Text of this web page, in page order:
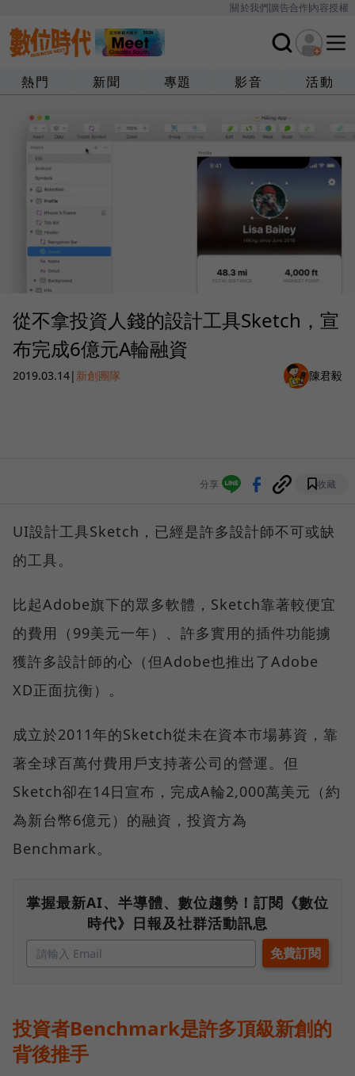
關於我們廣告合作內容授權
熱門 新聞 專題 影音 活動
從不拿投資人錢的設計工具Sketch，宣
布完成6億元A輪融資
2019.03.14| 新創團隊 陳君毅
分享 收藏
UI設計工具Sketch，已經是許多設計師不可或缺
的工具。
比起Adobe旗下的眾多軟體，Sketch靠著較便宜
的費用（99美元一年）、許多實用的插件功能擄
獲許多設計師的心（但Adobe也推出了Adobe
XD正面抗衡）。
成立於2011年的Sketch從未在資本市場募資，靠
著全球百萬付費用戶支持著公司的營運。但
Sketch卻在14日宣布，完成A輪2,000萬美元（約
為新台幣6億元）的融資，投資方為
Benchmark。
掌握最新AI、半導體、數位趨勢！訂閱《數位
時代》日報及社群活動訊息
投資者Benchmark是許多頂級新創的
背後推手